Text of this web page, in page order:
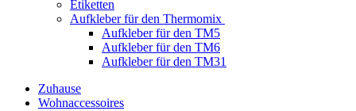
Etiketten
Aufkleber für den Thermomix
Aufkleber für den TM5
Aufkleber für den TM6
Aufkleber für den TM31
Zuhause
Wohnaccessoires